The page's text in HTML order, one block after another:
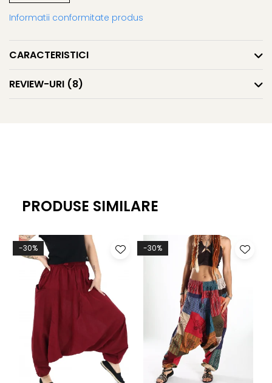
bumbac 100%.
Informatii conformitate produs
CARACTERISTICI
REVIEW-URI (8)
PRODUSE SIMILARE
-30% -30%